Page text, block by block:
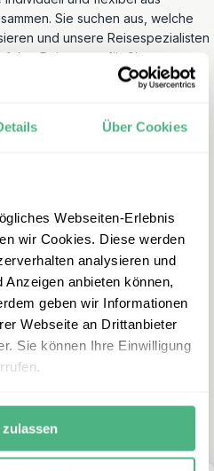
Über Cookies
Webseiten-Erlebnis
wir Cookies. Diese werden
analysieren und
anbieten können,
geben wir Informationen
Webseite an Drittanbieter
Sie können Ihre Einwilligung
zulassen
Sie suchen aus, welche
und unsere Reisespezialisten
Reiseroute für Sie
der Great Ocean Road, eine
Schnorcheln am Great
– Sie kombinieren
Wünschen zu einer
anpassbaren Rundreisen,
in passende Reihenfolge
die Reiseplanung mit Ihnen!
unsere